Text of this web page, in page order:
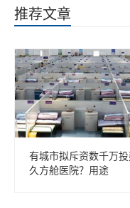
推荐文章
有城市拟斥资数千万
久方舱医院？用途